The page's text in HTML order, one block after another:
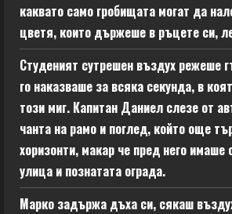
каквато само гробищата могат да
цветя, които държеше в ръцете си,
Студеният сутрешен въздух режеше
го наказваше за всяка секунда, в
този миг. Капитан Даниел слезе от
чанта на рамо и поглед, който още
хоризонти, макар че пред него имаше
улица и познатата ограда.
Марко задържа дъха си, сякаш